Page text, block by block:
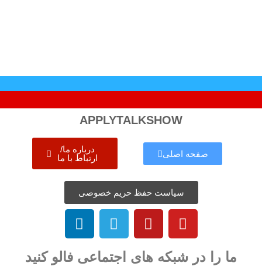
APPLYTALKSHOW
صفحه اصلی
درباره ما/
ارتباط با ما
سیاست حفظ حریم خصوصی
ما را در شبکه های اجتماعی فالو کنید